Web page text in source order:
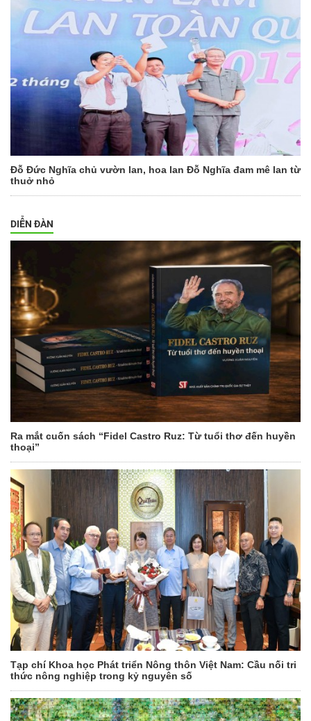
Đỗ Đức Nghĩa chủ vườn lan, hoa lan Đỗ Nghĩa đam mê lan từ
thuở nhỏ
DIỄN ĐÀN
Ra mắt cuốn sách “Fidel Castro Ruz: Từ tuổi thơ đến huyền
thoại”
Tạp chí Khoa học Phát triển Nông thôn Việt Nam: Cầu nối tri
thức nông nghiệp trong kỷ nguyên số